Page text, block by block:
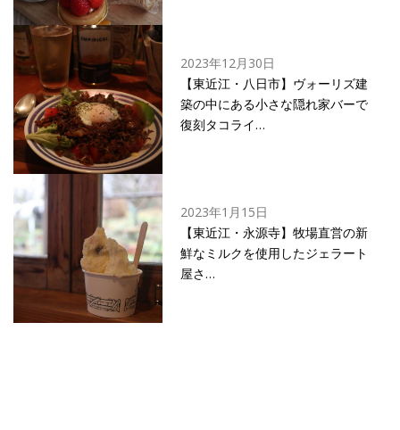
2023年12月30日
【東近江・八日市】ヴォーリズ建
築の中にある小さな隠れ家バーで
復刻タコライ…
2023年1月15日
【東近江・永源寺】牧場直営の新
鮮なミルクを使用したジェラート
屋さ…